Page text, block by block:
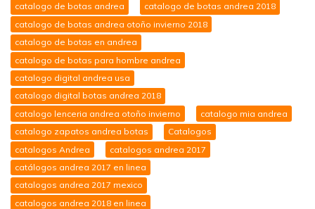
catalogo de botas andrea
catalogo de botas andrea 2018
catalogo de botas andrea otoño invierno 2018
catalogo de botas en andrea
catalogo de botas para hombre andrea
catalogo digital andrea usa
catalogo digital botas andrea 2018
catalogo lenceria andrea otoño invierno
catalogo mia andrea
catalogo zapatos andrea botas
Catalogos
catalogos Andrea
catalogos andrea 2017
catálogos andrea 2017 en linea
catalogos andrea 2017 mexico
catalogos andrea 2018 en linea